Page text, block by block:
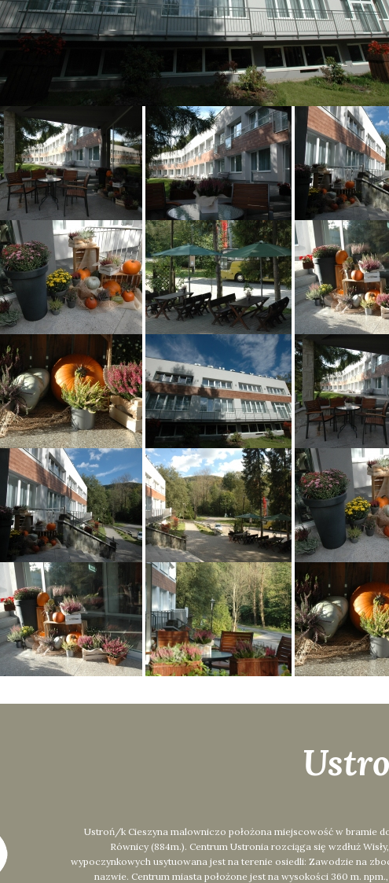
Ustroń/k Cieszyna malowniczo położona miejscowość w bramie
Równicy (884m.). Centrum Ustronia rozciąga się wzdłuż
wypoczynkowych usytuowana jest na terenie osiedli: Zawodzie na
nazwie. Centrum miasta położone jest na wysokości 360 m.